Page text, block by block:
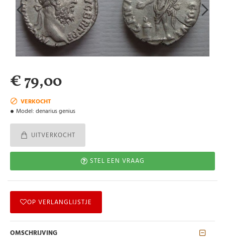
VERKOCHT
Model: denarius genius
€ 79,00
UITVERKOCHT
STEL EEN VRAAG
OP VERLANGLIJSTJE
OMSCHRIJVING